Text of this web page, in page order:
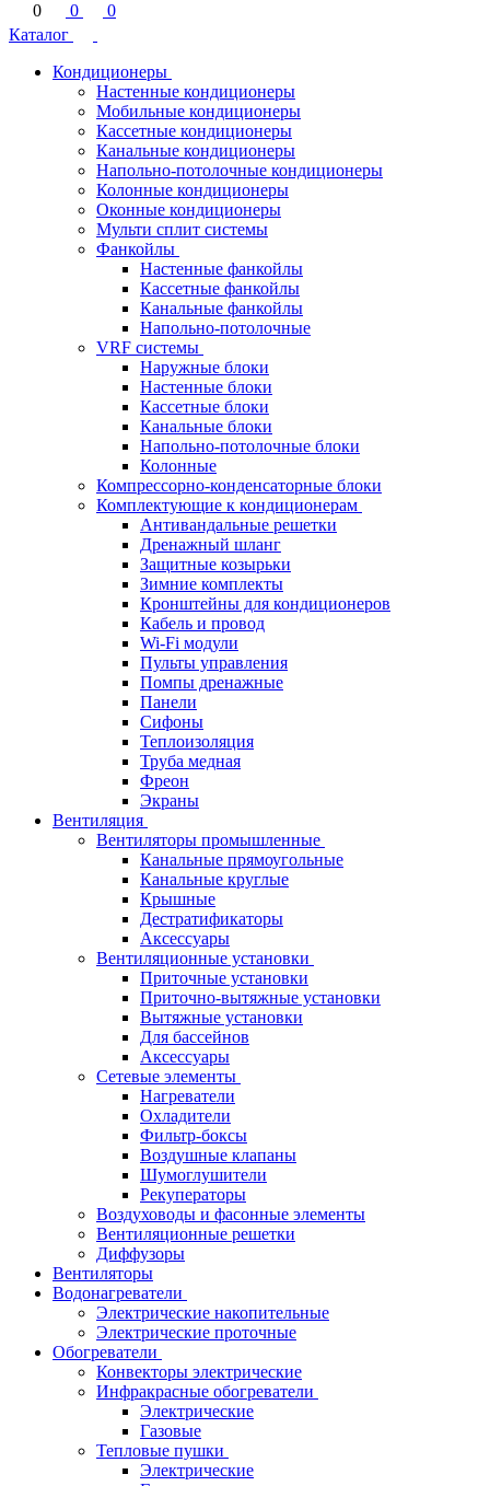
0 0
0
Каталог
Кондиционеры
Настенные кондиционеры
Мобильные кондиционеры
Кассетные кондиционеры
Канальные кондиционеры
Напольно-потолочные кондиционеры
Колонные кондиционеры
Оконные кондиционеры
Мульти сплит системы
Фанкойлы
Настенные фанкойлы
Кассетные фанкойлы
Канальные фанкойлы
Напольно-потолочные
VRF системы
Наружные блоки
Настенные блоки
Кассетные блоки
Канальные блоки
Напольно-потолочные блоки
Колонные
Компрессорно-конденсаторные блоки
Комплектующие к кондиционерам
Антивандальные решетки
Дренажный шланг
Защитные козырьки
Зимние комплекты
Кронштейны для кондиционеров
Кабель и провод
Wi-Fi модули
Пульты управления
Помпы дренажные
Панели
Сифоны
Теплоизоляция
Труба медная
Фреон
Экраны
Вентиляция
Вентиляторы промышленные
Канальные прямоугольные
Канальные круглые
Крышные
Дестратификаторы
Аксессуары
Вентиляционные установки
Приточные установки
Приточно-вытяжные установки
Вытяжные установки
Для бассейнов
Аксессуары
Сетевые элементы
Нагреватели
Охладители
Фильтр-боксы
Воздушные клапаны
Шумоглушители
Рекуператоры
Воздуховоды и фасонные элементы
Вентиляционные решетки
Диффузоры
Вентиляторы
Водонагреватели
Электрические накопительные
Электрические проточные
Обогреватели
Конвекторы электрические
Инфракрасные обогреватели
Электрические
Газовые
Тепловые пушки
Электрические